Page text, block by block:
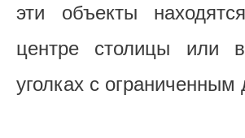
эти объекты
центре столицы или
уголках с ограниченным